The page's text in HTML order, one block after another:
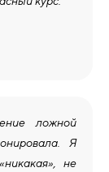
ложной
Я
не